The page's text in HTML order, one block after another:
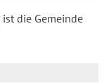
die Gemeinde